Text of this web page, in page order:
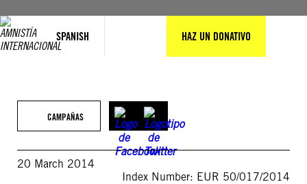
SPANISH HAZ UN DONATIVO
CAMPAÑAS
20 March 2014
Index Number: EUR 50/017/2014